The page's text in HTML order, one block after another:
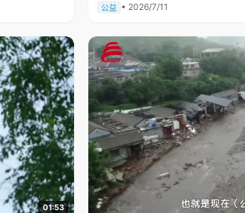
公益 • 2026/7/11
01:53